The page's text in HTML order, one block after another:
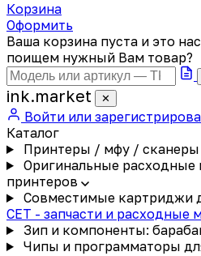
Корзина
Оформить
Ваша корзина пуста и это
поищем нужный Вам товар?
ink.market ✕
Войти или
Каталог
Принтеры / мфу / сканеры
Оригинальные расходные
принтеров
Совместимые картриджи
CET - запчасти и расходные
Зип и компоненты:
Чипы и программаторы